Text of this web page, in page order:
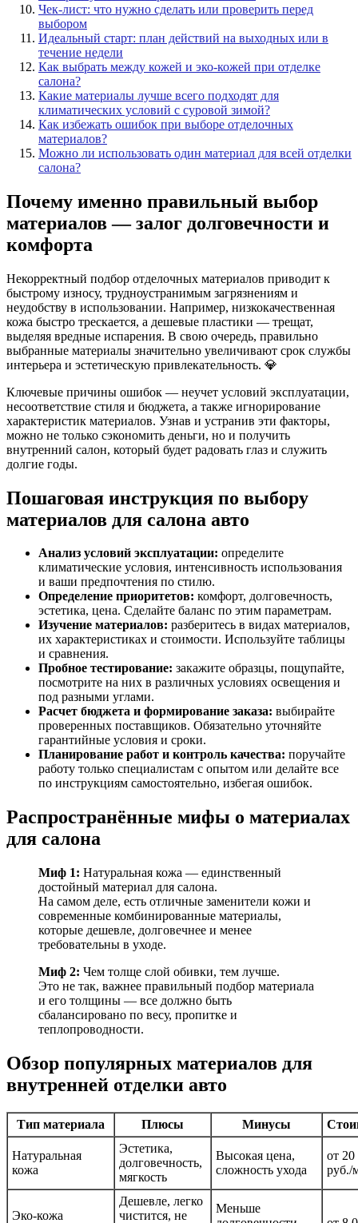
Чек-лист: что нужно сделать или проверить перед
выбором
Идеальный старт: план действий на выходных или в
течение недели
Как выбрать между кожей и эко-кожей при отделке
салона?
Какие материалы лучше всего подходят для
климатических условий с суровой зимой?
Как избежать ошибок при выборе отделочных
материалов?
Можно ли использовать один материал для всей отделки
салона?
Почему именно правильный выбор
материалов — залог долговечности и
комфорта
Некорректный подбор отделочных материалов приводит к
быстрому износу, трудноустранимым загрязнениям и
неудобству в использовании. Например, низкокачественная
кожа быстро трескается, а дешевые пластики — трещат,
выделяя вредные испарения. В свою очередь, правильно
выбранные материалы значительно увеличивают срок службы
интерьера и эстетическую привлекательность. 💎
Ключевые причины ошибок — неучет условий эксплуатации,
несоответствие стиля и бюджета, а также игнорирование
характеристик материалов. Узнав и устранив эти факторы,
можно не только сэкономить деньги, но и получить
внутренний салон, который будет радовать глаз и служить
долгие годы.
Пошаговая инструкция по выбору
материалов для салона авто
Анализ условий эксплуатации: определите
климатические условия, интенсивность использования
и ваши предпочтения по стилю.
Определение приоритетов: комфорт, долговечность,
эстетика, цена. Сделайте баланс по этим параметрам.
Изучение материалов: разберитесь в видах материалов,
их характеристиках и стоимости. Используйте таблицы
и сравнения.
Пробное тестирование: закажите образцы, пощупайте,
посмотрите на них в различных условиях освещения и
под разными углами.
Расчет бюджета и формирование заказа: выбирайте
проверенных поставщиков. Обязательно уточняйте
гарантийные условия и сроки.
Планирование работ и контроль качества: поручайте
работу только специалистам с опытом или делайте все
по инструкциям самостоятельно, избегая ошибок.
Распространённые мифы о материалах
для салона
Миф 1: Натуральная кожа — единственный
достойный материал для салона.
На самом деле, есть отличные заменители кожи и
современные комбинированные материалы,
которые дешевле, долговечнее и менее
требовательны в уходе.
Миф 2: Чем толще слой обивки, тем лучше.
Это не так, важнее правильный подбор материала
и его толщины — все должно быть
сбалансировано по весу, пропитке и
теплопроводности.
Обзор популярных материалов для
внутренней отделки авто
Тип материала Плюсы Минусы
Натуральная
кожа
Эстетика,
долговечность,
мягкость
Высокая цена,
сложность ухода
от 20
руб./
Эко-кожа
Дешевле, легко
чистится, не
Меньше